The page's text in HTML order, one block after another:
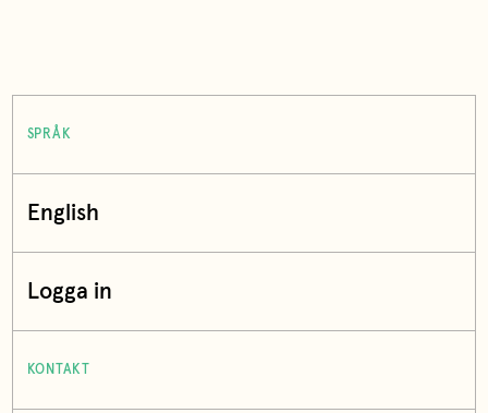
SPRÅK
English
Logga in
KONTAKT